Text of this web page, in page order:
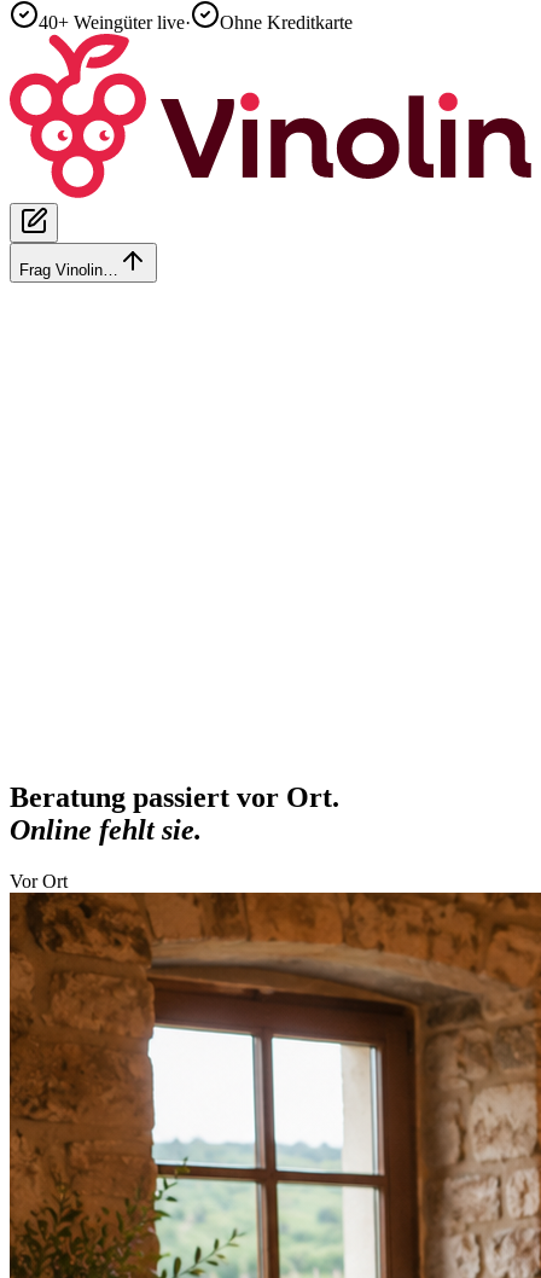
40+ Weingüter live· Ohne Kreditkarte
Frag Vinolin…
Beratung passiert vor Ort.
Online fehlt sie.
Vor Ort